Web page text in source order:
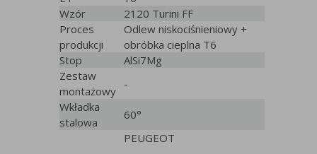
Wzór
2120 Turini FF
Proces
produkcji
Odlew niskociśnieniowy +
obróbka cieplna T6
Stop
AlSi7Mg
Zestaw
montażowy
-
Wkładka
stalowa
60°
PEUGEOT